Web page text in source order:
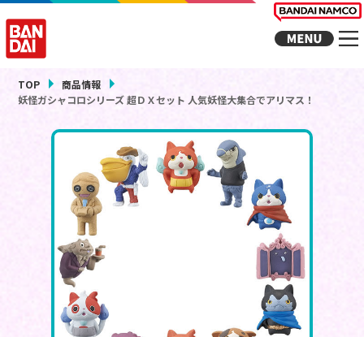
TOP
商品情報
妖怪ガシャコロシリーズ 超ＤＸセット 人気妖怪大集合でアリマス！